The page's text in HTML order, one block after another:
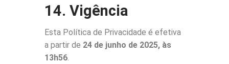
14. Vigência
Esta Política de Privacidade é efetiva
a partir de 24 de junho de 2025, às
13h56